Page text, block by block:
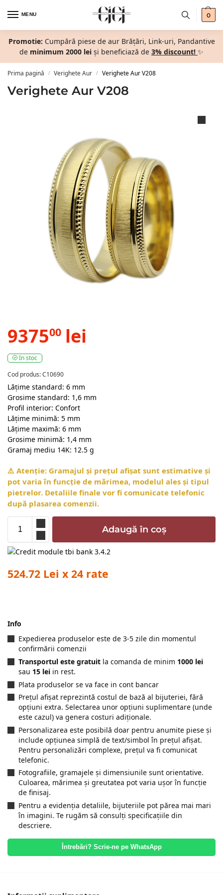
MENU 0
Promotie: Cumpără piese de aur Brățări, Link-uri, Pandantive
de minimum 2000 lei și beneficiază de 3% discount! ✨
Prima pagină / Verighete Aur / Verighete Aur V208
Verighete Aur V208
937500 lei
In stoc
Cod produs: C10690
Lățime standard: 6 mm
Grosime standard: 1,6 mm
Profil interior: Confort
Lățime minimă: 5 mm
Lățime maximă: 6 mm
Grosime minimă: 1,4 mm
Gramaj mediu 14K: 12.5 g
⚠️ Atenție: Gramajul și prețul afișat sunt estimative și
pot varia în funcție de mărimea, modelul ales și tipul
pietrelor. Detaliile finale vor fi comunicate telefonic
după plasarea comenzii.
Adaugă în coș
524.72 Lei x 24 rate
Info
Expedierea produselor este de 3-5 zile din momentul
confirmării comenzii
Transportul este gratuit la comanda de minim 1000 lei
sau 15 lei in rest.
Plata produselor se va face in cont bancar
Prețul afișat reprezintă costul de bază al bijuteriei, fără
opțiuni extra. Selectarea unor opțiuni suplimentare (unde
este cazul) va genera costuri adiționale.
Personalizarea este posibilă doar pentru anumite piese și
include opțiunea simplă de text/simbol în prețul afișat.
Pentru personalizări complexe, prețul va fi comunicat
telefonic.
Fotografiile, gramajele și dimensiunile sunt orientative.
Culoarea, mărimea și greutatea pot varia ușor în funcție
de finisaj.
Pentru a evidenția detaliile, bijuteriile pot părea mai mari
în imagini. Te rugăm să consulți specificațiile din
descriere.
Întrebări? Scrie-ne pe WhatsApp